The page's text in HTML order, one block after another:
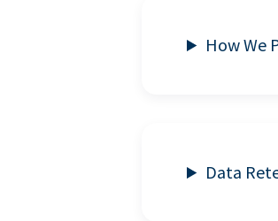
How We
Data